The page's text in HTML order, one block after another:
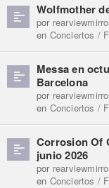
Wolfmother
por
en Conciertos /
Messa en
Barcelona
por
en Conciertos /
Corrosion Of
junio 2026
por
en Conciertos /